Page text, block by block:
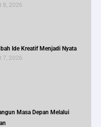
8, 2026
Ide Kreatif Menjadi Nyata
7, 2026
Masa Depan Melalui